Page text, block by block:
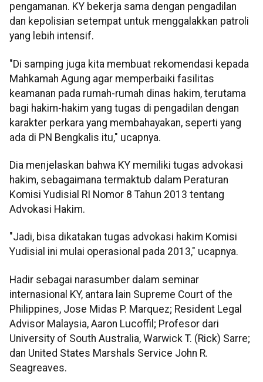
pengamanan. KY bekerja sama dengan pengadilan
dan kepolisian setempat untuk menggalakkan patroli
yang lebih intensif.
"Di samping juga kita membuat rekomendasi kepada
Mahkamah Agung agar memperbaiki fasilitas
keamanan pada rumah-rumah dinas hakim, terutama
bagi hakim-hakim yang tugas di pengadilan dengan
karakter perkara yang membahayakan, seperti yang
ada di PN Bengkalis itu," ucapnya.
Dia menjelaskan bahwa KY memiliki tugas advokasi
hakim, sebagaimana termaktub dalam Peraturan
Komisi Yudisial RI Nomor 8 Tahun 2013 tentang
Advokasi Hakim.
"Jadi, bisa dikatakan tugas advokasi hakim Komisi
Yudisial ini mulai operasional pada 2013," ucapnya.
Hadir sebagai narasumber dalam seminar
internasional KY, antara lain Supreme Court of the
Philippines, Jose Midas P. Marquez; Resident Legal
Advisor Malaysia, Aaron Lucoffil; Profesor dari
University of South Australia, Warwick T. (Rick) Sarre;
dan United States Marshals Service John R.
Seagreaves.